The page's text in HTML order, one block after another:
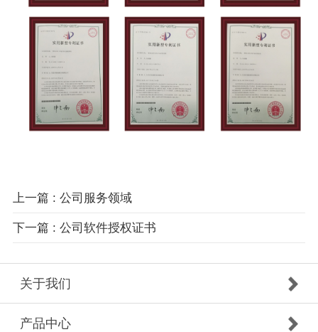
上一篇 : 公司服务领域
下一篇 : 公司软件授权证书
关于我们
产品中心